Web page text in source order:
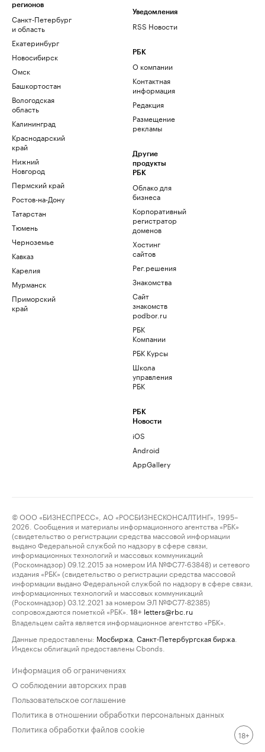
регионов
Санкт-Петербург
и область
Екатеринбург
Новосибирск
Омск
Башкортостан
Вологодская
область
Калининград
Краснодарский
край
Нижний
Новгород
Пермский край
Ростов-на-Дону
Татарстан
Тюмень
Черноземье
Кавказ
Карелия
Мурманск
Приморский
край
Уведомления
RSS Новости
РБК
О компании
Контактная
информация
Редакция
Размещение
рекламы
Другие
продукты
РБК
Облако для
бизнеса
Корпоративный
регистратор
доменов
Хостинг
сайтов
Рег.решения
Знакомства
Сайт
знакомств
podbor.ru
РБК
Компании
РБК Курсы
Школа
управления
РБК
РБК
Новости
iOS
Android
AppGallery
© ООО «БИЗНЕСПРЕСС», АО «РОСБИЗНЕСКОНСАЛТИНГ», 1995–
2026. Сообщения и материалы информационного агентства «РБК»
(свидетельство о регистрации средства массовой информации
выдано Федеральной службой по надзору в сфере связи,
информационных технологий и массовых коммуникаций
(Роскомнадзор) 09.12.2015 за номером ИА №ФС77-63848) и сетевого
издания «РБК» (свидетельство о регистрации средства массовой
информации выдано Федеральной службой по надзору в сфере связи,
информационных технологий и массовых коммуникаций
(Роскомнадзор) 03.12.2021 за номером ЭЛ №ФС77-82385)
сопровождаются пометкой «РБК».
18+ letters@rbc.ru
Владельцем сайта является информационное агентство «РБК».
Данные предоставлены: Мосбиржа Санкт-Петербургская биржа
Индексы облигаций предоставлены Cbonds.
Информация об ограничениях
О соблюдении авторских прав
Пользовательское соглашение
Политика в отношении обработки персональных данных
Политика обработки файлов cookie
18+